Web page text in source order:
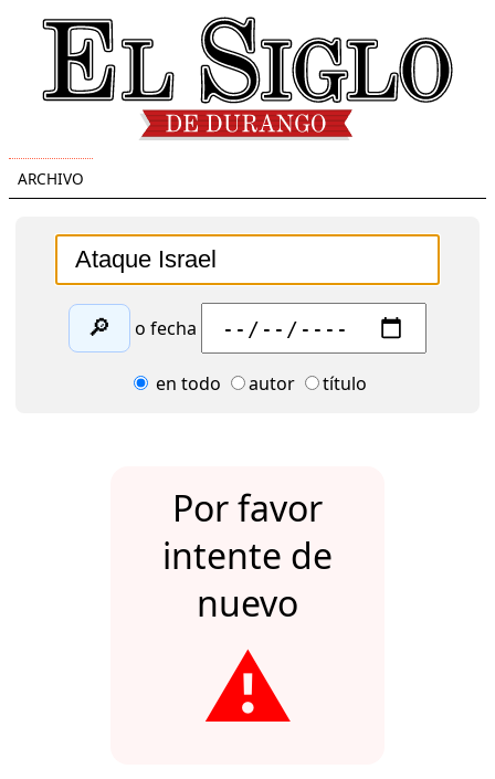
ARCHIVO
🔎 o fecha
en todo autor título
Por favor
intente de
nuevo
⚠️